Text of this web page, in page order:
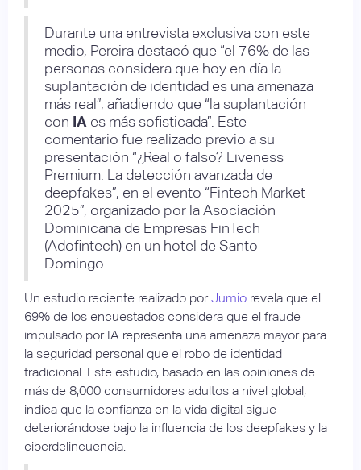
Durante una entrevista exclusiva con este
medio, Pereira destacó que “el 76% de las
personas considera que hoy en día la
suplantación de identidad es una amenaza
más real”, añadiendo que “la suplantación
con IA es más sofisticada”. Este
comentario fue realizado previo a su
presentación “¿Real o falso? Liveness
Premium: La detección avanzada de
deepfakes”, en el evento “Fintech Market
2025”, organizado por la Asociación
Dominicana de Empresas FinTech
(Adofintech) en un hotel de Santo
Domingo.
Un estudio reciente realizado porJumio revela que el
69% de los encuestados considera que el fraude
impulsado por IA representa una amenaza mayor para
la seguridad personal que el robo de identidad
tradicional. Este estudio, basado en las opiniones de
más de 8,000 consumidores adultos a nivel global,
indica que la confianza en la vida digital sigue
deteriorándose bajo la influencia de los deepfakes y la
ciberdelincuencia.